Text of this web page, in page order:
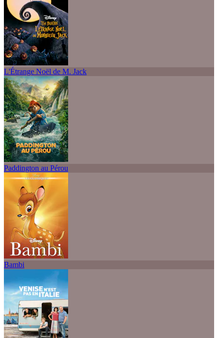
L'Étrange Noël de M. Jack
Paddington au Pérou
Bambi